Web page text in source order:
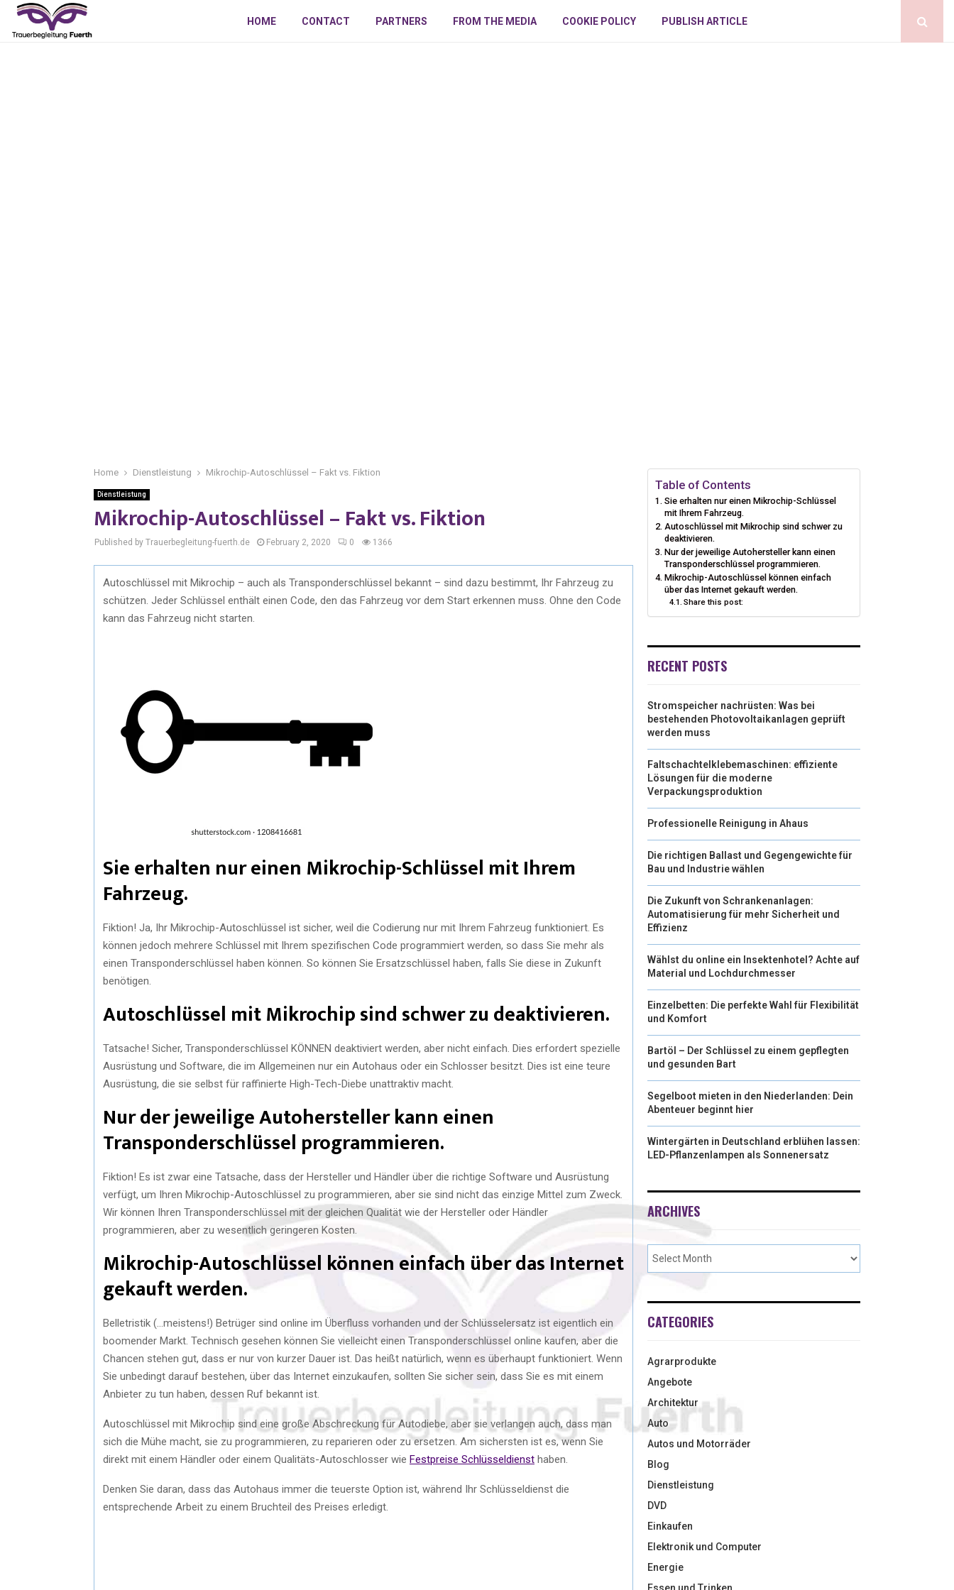
HOME CONTACT PARTNERS FROM THE MEDIA COOKIE POLICY PUBLISH ARTICLE
Home Dienstleistung Mikrochip-Autoschlüssel – Fakt vs. Fiktion
Dienstleistung
Mikrochip-Autoschlüssel – Fakt vs. Fiktion
Published by Trauerbegleitung-fuerth.de February 2, 2020 0 1366
Autoschlüssel mit Mikrochip – auch als Transponderschlüssel bekannt – sind dazu bestimmt, Ihr Fahrzeug zu
schützen. Jeder Schlüssel enthält einen Code, den das Fahrzeug vor dem Start erkennen muss. Ohne den Code
kann das Fahrzeug nicht starten.
Sie erhalten nur einen Mikrochip-Schlüssel mit Ihrem
Fahrzeug.
Fiktion! Ja, Ihr Mikrochip-Autoschlüssel ist sicher, weil die Codierung nur mit Ihrem Fahrzeug funktioniert. Es
können jedoch mehrere Schlüssel mit Ihrem spezifischen Code programmiert werden, so dass Sie mehr als
einen Transponderschlüssel haben können. So können Sie Ersatzschlüssel haben, falls Sie diese in Zukunft
benötigen.
Autoschlüssel mit Mikrochip sind schwer zu deaktivieren.
Tatsache! Sicher, Transponderschlüssel KÖNNEN deaktiviert werden, aber nicht einfach. Dies erfordert spezielle
Ausrüstung und Software, die im Allgemeinen nur ein Autohaus oder ein Schlosser besitzt. Dies ist eine teure
Ausrüstung, die sie selbst für raffinierte High-Tech-Diebe unattraktiv macht.
Nur der jeweilige Autohersteller kann einen
Transponderschlüssel programmieren.
Fiktion! Es ist zwar eine Tatsache, dass der Hersteller und Händler über die richtige Software und Ausrüstung
verfügt, um Ihren Mikrochip-Autoschlüssel zu programmieren, aber sie sind nicht das einzige Mittel zum Zweck.
Wir können Ihren Transponderschlüssel mit der gleichen Qualität wie der Hersteller oder Händler
programmieren, aber zu wesentlich geringeren Kosten.
Mikrochip-Autoschlüssel können einfach über das Internet
gekauft werden.
Belletristik (…meistens!) Betrüger sind online im Überfluss vorhanden und der Schlüsselersatz ist eigentlich ein
boomender Markt. Technisch gesehen können Sie vielleicht einen Transponderschlüssel online kaufen, aber die
Chancen stehen gut, dass er nur von kurzer Dauer ist. Das heißt natürlich, wenn es überhaupt funktioniert. Wenn
Sie unbedingt darauf bestehen, über das Internet einzukaufen, sollten Sie sicher sein, dass Sie es mit einem
Anbieter zu tun haben, dessen Ruf bekannt ist.
Autoschlüssel mit Mikrochip sind eine große Abschreckung für Autodiebe, aber sie verlangen auch, dass man
sich die Mühe macht, sie zu programmieren, zu reparieren oder zu ersetzen. Am sichersten ist es, wenn Sie
direkt mit einem Händler oder einem Qualitäts-Autoschlosser wie Festpreise Schlüsseldienst haben.
Denken Sie daran, dass das Autohaus immer die teuerste Option ist, während Ihr Schlüsseldienst die
entsprechende Arbeit zu einem Bruchteil des Preises erledigt.
Table of Contents
Sie erhalten nur einen Mikrochip-Schlüssel
mit Ihrem Fahrzeug.
Autoschlüssel mit Mikrochip sind schwer zu
deaktivieren.
Nur der jeweilige Autohersteller kann einen
Transponderschlüssel programmieren.
Mikrochip-Autoschlüssel können einfach
über das Internet gekauft werden.
Share this post:
RECENT POSTS
Stromspeicher nachrüsten: Was bei
bestehenden Photovoltaikanlagen geprüft
werden muss
Faltschachtelklebemaschinen: effiziente
Lösungen für die moderne
Verpackungsproduktion
Professionelle Reinigung in Ahaus
Die richtigen Ballast und Gegengewichte für
Bau und Industrie wählen
Die Zukunft von Schrankenanlagen:
Automatisierung für mehr Sicherheit und
Effizienz
Wählst du online ein Insektenhotel? Achte auf
Material und Lochdurchmesser
Einzelbetten: Die perfekte Wahl für Flexibilität
und Komfort
Bartöl – Der Schlüssel zu einem gepflegten
und gesunden Bart
Segelboot mieten in den Niederlanden: Dein
Abenteuer beginnt hier
Wintergärten in Deutschland erblühen lassen:
LED-Pflanzenlampen als Sonnenersatz
ARCHIVES
CATEGORIES
Agrarprodukte
Angebote
Architektur
Auto
Autos und Motorräder
Blog
Dienstleistung
DVD
Einkaufen
Elektronik und Computer
Energie